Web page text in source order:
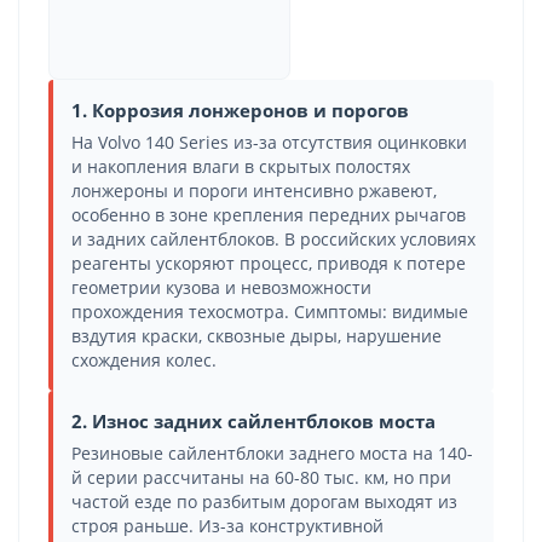
1. Коррозия лонжеронов и порогов
На Volvo 140 Series из-за отсутствия оцинковки
и накопления влаги в скрытых полостях
лонжероны и пороги интенсивно ржавеют,
особенно в зоне крепления передних рычагов
и задних сайлентблоков. В российских условиях
реагенты ускоряют процесс, приводя к потере
геометрии кузова и невозможности
прохождения техосмотра. Симптомы: видимые
вздутия краски, сквозные дыры, нарушение
схождения колес.
2. Износ задних сайлентблоков моста
Резиновые сайлентблоки заднего моста на 140-
й серии рассчитаны на 60-80 тыс. км, но при
частой езде по разбитым дорогам выходят из
строя раньше. Из-за конструктивной